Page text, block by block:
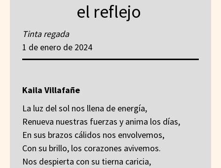
el reflejo
Tinta regada
1 de enero de 2024
Kaila Villafañe
La luz del sol nos llena de energía,
Renueva nuestras fuerzas y anima los días,
En sus brazos cálidos nos envolvemos,
Con su brillo, los corazones avivemos.
Nos despierta con su tierna caricia,